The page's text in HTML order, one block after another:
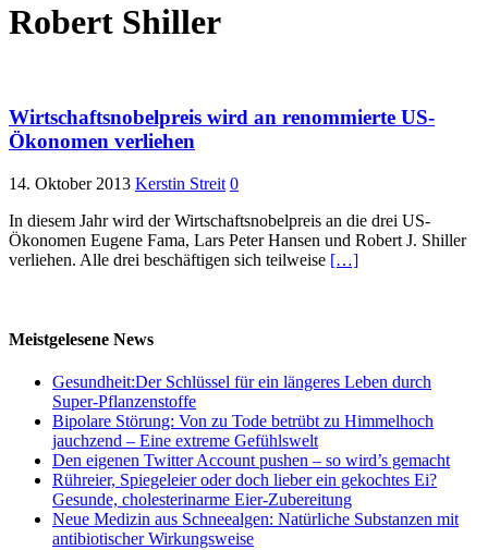
Robert Shiller
Wirtschaftsnobelpreis wird an renommierte US-
Ökonomen verliehen
14. Oktober 2013 Kerstin Streit 0
In diesem Jahr wird der Wirtschaftsnobelpreis an die drei US-
Ökonomen Eugene Fama, Lars Peter Hansen und Robert J. Shiller
verliehen. Alle drei beschäftigen sich teilweise […]
Meistgelesene News
Gesundheit:Der Schlüssel für ein längeres Leben durch
Super-Pflanzenstoffe
Bipolare Störung: Von zu Tode betrübt zu Himmelhoch
jauchzend – Eine extreme Gefühlswelt
Den eigenen Twitter Account pushen – so wird’s gemacht
Rühreier, Spiegeleier oder doch lieber ein gekochtes Ei?
Gesunde, cholesterinarme Eier-Zubereitung
Neue Medizin aus Schneealgen: Natürliche Substanzen mit
antibiotischer Wirkungsweise